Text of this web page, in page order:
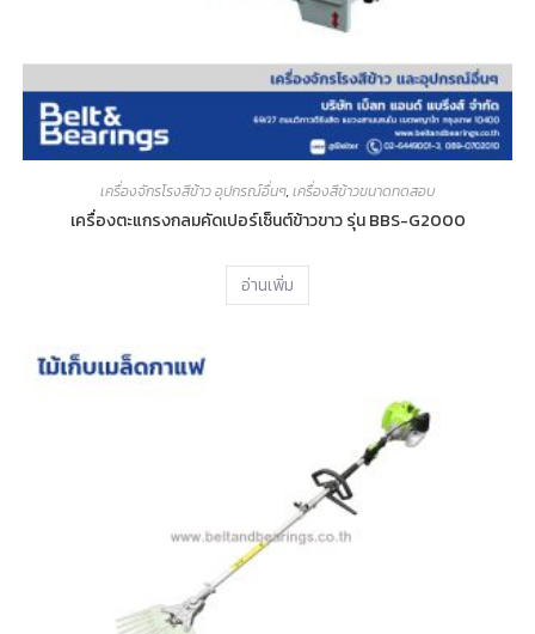
เครื่องจักรโรงสีข้าว อุปกรณ์อื่นๆ,เครื่องสีข้าวขนาดทดสอบ
เครื่องตะแกรงกลมคัดเปอร์เซ็นต์ข้าวขาว รุ่น BBS-G2000
อ่านเพิ่ม